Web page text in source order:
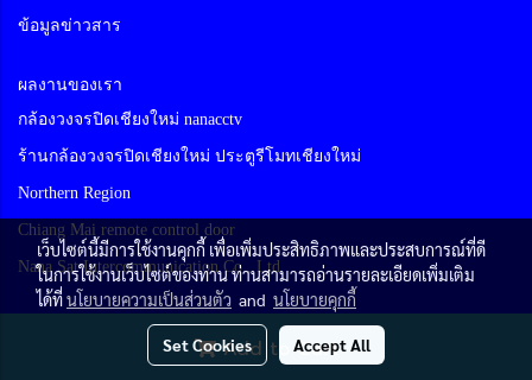
Add to Cart
ข้อมูลข่าวสาร
ผลงานของเรา
กล้องวงจรปิดเชียงใหม่ nanacctv
ร้านกล้องวงจรปิดเชียงใหม่ ประตูรีโมทเชียงใหม่
Northern Region
Chiang Mai remote control door
Nana Sat Intercommunication Co., Ltd
เว็บไซต์นี้มีการใช้งานคุกกี้ เพื่อเพิ่มประสิทธิภาพและประสบการณ์ที่ดี
ในการใช้งานเว็บไซต์ของท่าน ท่านสามารถอ่านรายละเอียดเพิ่มเติม
ได้ที่นโยบายความเป็นส่วนตัว and นโยบายคุกกี้
Set Cookies Accept All